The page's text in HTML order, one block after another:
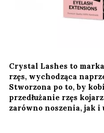
Crystal Lashes to
rzęs, wychodząca
Stworzona po to, by
przedłużanie rzęs
zarówno noszenia, jak i